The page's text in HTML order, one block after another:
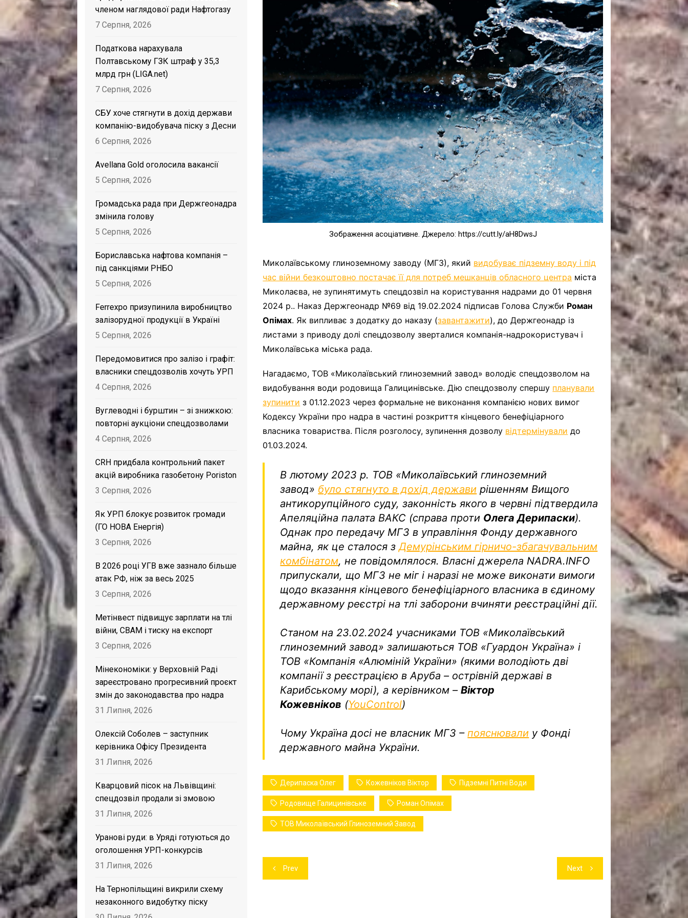
САНКЦІЙНІ НАДРА
БЛОГИ
TECHNO
CRITICAL MINERALS
НАДРА ІНШИХ
ПРО ПРОЕКТ
Зображення асоціативне. Джерело: https://cutt.ly/aH8DwsJ
Миколаївському глиноземному заводу (МГЗ), який видобуває підземну воду і під
час війни безкоштовно постачає її для потреб мешканців обласного центра міста
Миколаєва, не зупинятимуть спецдозвіл на користування надрами до 01 червня
2024 р.. Наказ Держгеонадр №69 від 19.02.2024 підписав Голова Служби Роман
Опімах. Як випливає з додатку до наказу (завантажити), до Держгеонадр із
листами з приводу долі спецдозволу зверталися компанія-надрокористувач і
Миколаївська міська рада.
Нагадаємо, ТОВ «Миколаївський глиноземний завод» володіє спецдозволом на
видобування води родовища Галицинівське. Дію спецдозволу спершу планували
зупинити з 01.12.2023 через формальне не виконання компанією нових вимог
Кодексу України про надра в частині розкриття кінцевого бенефіціарного
власника товариства. Після розголосу, зупинення дозволу відтермінували до
01.03.2024.
В лютому 2023 р. ТОВ «Миколаївський глиноземний
завод» було стягнуто в дохід держави рішенням Вищого
антикорупційного суду, законність якого в червні підтвердила
Апеляційна палата ВАКС (справа проти Олега Дерипаски).
Однак про передачу МГЗ в управління Фонду державного
майна, як це сталося зДемурінським гірничо-збагачувальним
комбінатом, не повідомлялося. Власні джерела NADRA.INFO
припускали, що МГЗ не міг і наразі не може виконати вимоги
щодо вказання кінцевого бенефіціарного власника в єдиному
державному реєстрі на тлі заборони вчиняти реєстраційні дії.
Станом на 23.02.2024 учасниками ТОВ «Миколаївський
глиноземний завод» залишаються ТОВ «Гуардон Україна» і
ТОВ «Компанія «Алюміній України» (якими володіють дві
компанії з реєстрацією в Аруба – острівній державі в
Карибському морі), а керівником –Віктор
Кожевніков (YouControl)
Чому Україна досі не власник МГЗ –пояснювали у Фонді
державного майна України.
Дерипаска Олег Кожевніков Віктор Підземні Питні Води
Родовище Галицинівське Роман Опімах
ТОВ Миколаївський Глиноземний Завод
Навігація
записів
Prev Next
членом наглядової ради Нафтогазу
7 Серпня, 2026
Податкова нарахувала
Полтавському ГЗК штраф у 35,3
млрд грн (LIGA.net)
7 Серпня, 2026
СБУ хоче стягнути в дохід держави
компанію-видобувача піску з Десни
6 Серпня, 2026
Avellana Gold оголосила вакансії
5 Серпня, 2026
Громадська рада при Держгеонадра
змінила голову
5 Серпня, 2026
Бориславська нафтова компанія –
під санкціями РНБО
5 Серпня, 2026
Ferrexpo призупинила виробництво
залізорудної продукції в Україні
5 Серпня, 2026
Передомовитися про залізо і графіт:
власники спецдозволів хочуть УРП
4 Серпня, 2026
Вуглеводні і бурштин – зі знижкою:
повторні аукціони спецдозволами
4 Серпня, 2026
CRH придбала контрольний пакет
акцій виробника газобетону Poriston
3 Серпня, 2026
Як УРП блокує розвиток громади
(ГО НОВА Енергія)
3 Серпня, 2026
В 2026 році УГВ вже зазнало більше
атак РФ, ніж за весь 2025
3 Серпня, 2026
Метінвест підвищує зарплати на тлі
війни, CBAM і тиску на експорт
3 Серпня, 2026
Мінекономіки: у Верховній Раді
зареєстровано прогресивний проєкт
змін до законодавства про надра
31 Липня, 2026
Олексій Соболев – заступник
керівника Офісу Президента
31 Липня, 2026
Кварцовий пісок на Львівщині:
спецдозвіл продали зі змовою
31 Липня, 2026
Уранові руди: в Уряді готуються до
оголошення УРП-конкурсів
31 Липня, 2026
На Тернопільщині викрили схему
незаконного видобутку піску